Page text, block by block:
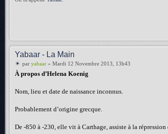
Yabaar - La Main
par yabaar » Mardi 12 Novembre 2013, 13h43
À propos d’Helena Koenig
Nom, lieu et date de naissance inconnus.
Probablement d’origine grecque.
De -850 à -230, elle vit à Carthage, assiste à la